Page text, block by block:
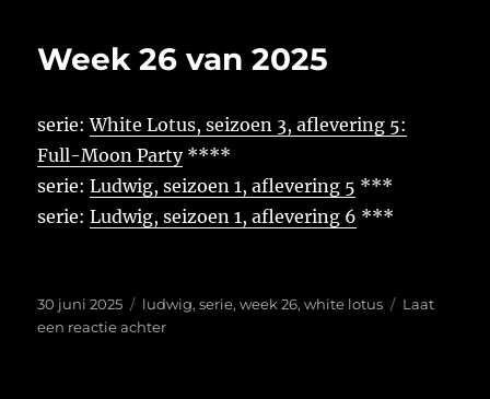
Week 26 van 2025
serie:White Lotus, seizoen 3, aflevering 5:
Full-Moon Party****
serie:Ludwig, seizoen 1, aflevering 5 ***
serie:Ludwig, seizoen 1, aflevering 6 ***
Geplaatst
op
30 juni 2025 Tags
ludwig,serie,week 26,white lotus
Laat
een reactie achterop